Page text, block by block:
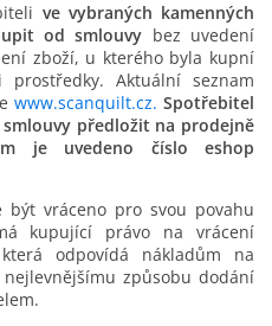
ve vybraných kamenných
od smlouvy bez uvedení
zboží, u kterého byla kupní
prostředky. Aktuální seznam
www.scanquilt.cz. Spotřebitel
předložit na prodejně
je uvedeno číslo eshop
vráceno pro svou povahu
kupující právo na vrácení
odpovídá nákladům na
způsobu dodání